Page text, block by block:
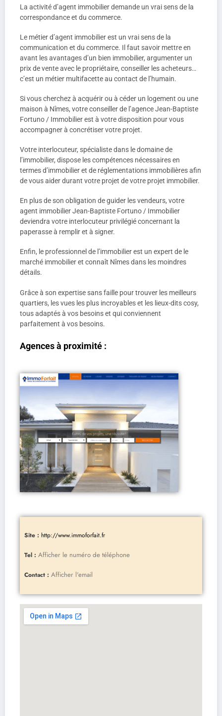
La activité d’agent immobilier demande un vrai sens de la
correspondance et du commerce.
Le métier d’agent immobilier est un vrai sens de la
communication et du commerce. Il faut savoir mettre en
avant les avantages d’un bien immobilier, argumenter un
prix de vente avec le propriétaire, conseiller les acheteurs…
c’est un métier multifacette au contact de l’humain.
Si vous cherchez à acquérir ou à céder un logement ou une
maison à Nîmes, votre conseiller de l’agence Jean-Baptiste
Fortuno / Immobilier est à votre disposition pour vous
accompagner à concrétiser votre projet.
Votre interlocuteur, spécialiste dans le domaine de
l’immobilier, dispose les compétences nécessaires en
termes d’immobilier et de réglementations immobilières afin
de vous aider durant votre projet de votre projet immobilier.
En plus de son obligation de guider les vendeurs, votre
agent immobilier Jean-Baptiste Fortuno / Immobilier
deviendra votre interlocuteur privilégié concernant la
paperasse à remplir et à signer.
Enfin, le professionnel de l’immobilier est un expert de le
marché immobilier et connaît Nîmes dans les moindres
détails.
Grâce à son expertise sans faille pour trouver les meilleurs
quartiers, les vues les plus incroyables et les lieux-dits cosy,
tous adaptés à vos besoins et qui conviennent
parfaitement à vos besoins.
Agences à proximité :
Site : http://www.immoforfait.fr
Tel : Afficher le numéro de téléphone
Contact : Afficher l'email